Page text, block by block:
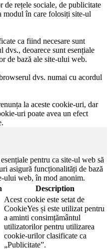
de rețele sociale, de publicitate
modul în care folosiți site-ul
ca fiind necesare sunt
deoarece sunt esențiale
de bază ale site-ului web.
dvs. numai cu acordul
la aceste cookie-uri, dar
uri poate avea un efect
pentru ca site-ul web să
asigură funcționalități de bază
ului web, în mod anonim.
Description
Acest cookie este setat de
CookieYes și este utilizat pentru
a aminti consimțământul
utilizatorilor pentru utilizarea
cookie-urilor clasificate ca
„Publicitate”.